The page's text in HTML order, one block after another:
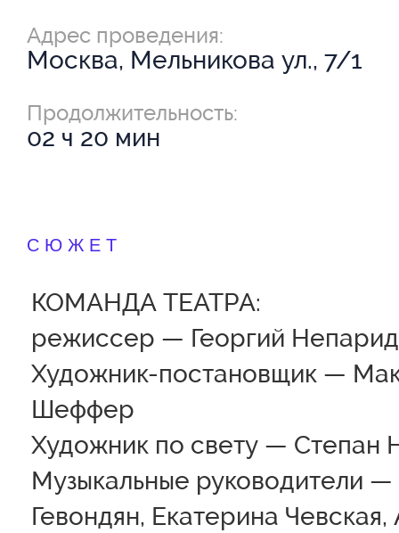
Адрес проведения:
Москва, Мельникова ул., 7/1
Продолжительность:
02 ч 20 мин
СЮЖЕТ
КОМАНДА ТЕАТРА:
режиссер — Георгий
Художник-постановщик —
Шеффер
Художник по свету — Степан
Музыкальные руководители
Гевондян, Екатерина Чевская,